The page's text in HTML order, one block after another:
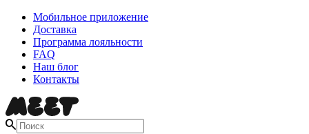
Мобильное приложение
Доставка
Программа лояльности
FAQ
Наш блог
Контакты